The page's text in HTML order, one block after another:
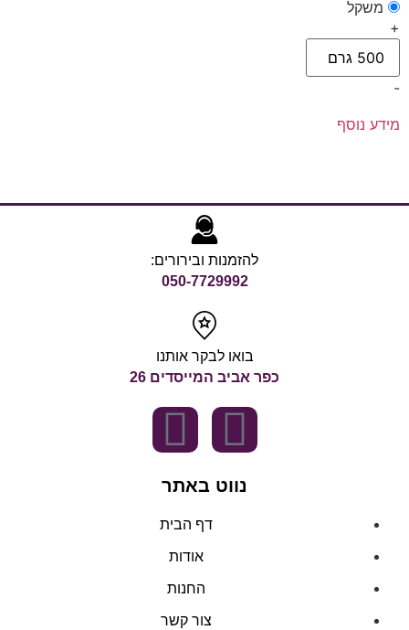
משקל
+
-
מידע נוסף
להזמנות ובירורים:
050-7729992
בואו לבקר אותנו
כפר אביב המייסדים 26
נווט באתר
דף הבית
אודות
החנות
צור קשר